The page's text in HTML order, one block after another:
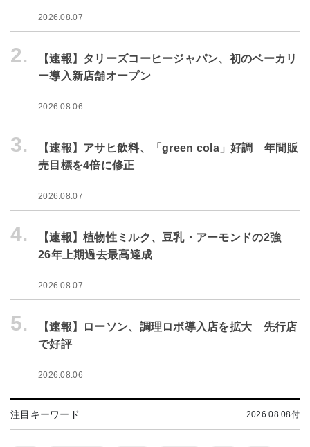
2026.08.07
2.
【速報】タリーズコーヒージャパン、初のベーカリ
ー導入新店舗オープン
2026.08.06
3.
【速報】アサヒ飲料、「green cola」好調 年間販
売目標を4倍に修正
2026.08.07
4.
【速報】植物性ミルク、豆乳・アーモンドの2強
26年上期過去最高達成
2026.08.07
5.
【速報】ローソン、調理ロボ導入店を拡大 先行店
で好評
2026.08.06
注目キーワード 2026.08.08付